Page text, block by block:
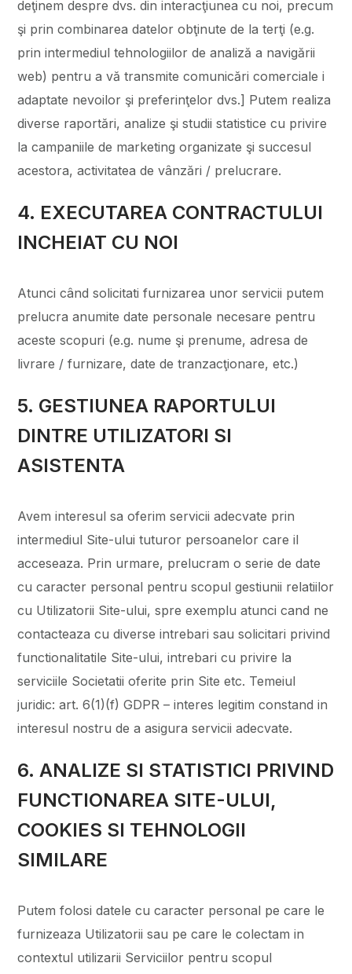
deţinem despre dvs. din interacţiunea cu noi, precum
şi prin combinarea datelor obţinute de la terţi (e.g.
prin intermediul tehnologiilor de analiză a navigării
web) pentru a vă transmite comunicări comerciale i
adaptate nevoilor şi preferinţelor dvs.] Putem realiza
diverse raportări, analize şi studii statistice cu privire
la campaniile de marketing organizate şi succesul
acestora, activitatea de vânzări / prelucrare.
4. EXECUTAREA CONTRACTULUI
INCHEIAT CU NOI
Atunci când solicitati furnizarea unor servicii putem
prelucra anumite date personale necesare pentru
aceste scopuri (e.g. nume şi prenume, adresa de
livrare / furnizare, date de tranzacţionare, etc.)
5. GESTIUNEA RAPORTULUI
DINTRE UTILIZATORI SI
ASISTENTA
Avem interesul sa oferim servicii adecvate prin
intermediul Site-ului tuturor persoanelor care il
acceseaza. Prin urmare, prelucram o serie de date
cu caracter personal pentru scopul gestiunii relatiilor
cu Utilizatorii Site-ului, spre exemplu atunci cand ne
contacteaza cu diverse intrebari sau solicitari privind
functionalitatile Site-ului, intrebari cu privire la
serviciile Societatii oferite prin Site etc. Temeiul
juridic: art. 6(1)(f) GDPR – interes legitim constand in
interesul nostru de a asigura servicii adecvate.
6. ANALIZE SI STATISTICI PRIVIND
FUNCTIONAREA SITE-ULUI,
COOKIES SI TEHNOLOGII
SIMILARE
Putem folosi datele cu caracter personal pe care le
furnizeaza Utilizatorii sau pe care le colectam in
contextul utilizarii Serviciilor pentru scopul